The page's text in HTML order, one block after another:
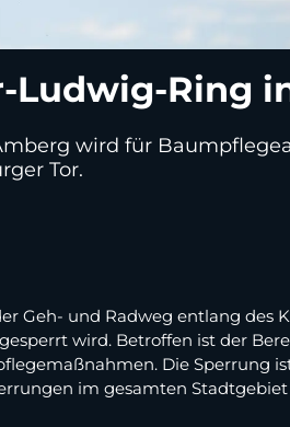
Ludwig-Ring
wird für
Tor.
Geh- und Radweg entlang des
wird. Betroffen ist der
Die Sperrung
im gesamten